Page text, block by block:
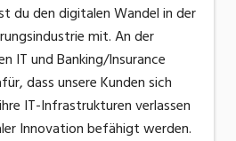
du den digitalen Wandel in der
mit. An der
IT und Banking/Insurance
dass unsere Kunden sich
IT-Infrastrukturen verlassen
Innovation befähigt werden.